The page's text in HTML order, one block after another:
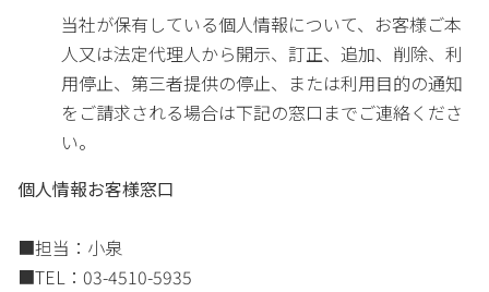
当社が保有している個人情報について、お客様ご本
人又は法定代理人から開示、訂正、追加、削除、利
用停止、第三者提供の停止、または利用目的の通知
をご請求される場合は下記の窓口までご連絡くださ
い。
個人情報お客様窓口
■担当：小泉
■TEL：03-4510-5935